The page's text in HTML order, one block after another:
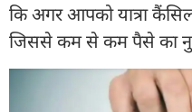
कि अगर आपको यात्रा
जिससे कम से कम पैसे का